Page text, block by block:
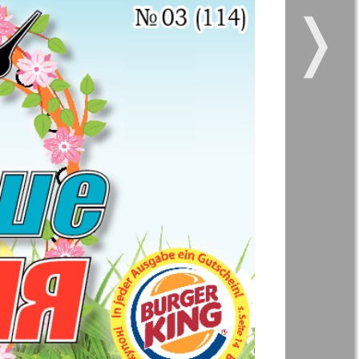
5
11
23
❭
Gorod 511
Zeitung
vremja Russkiy Wojazh